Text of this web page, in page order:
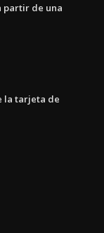
partir de una
la tarjeta de